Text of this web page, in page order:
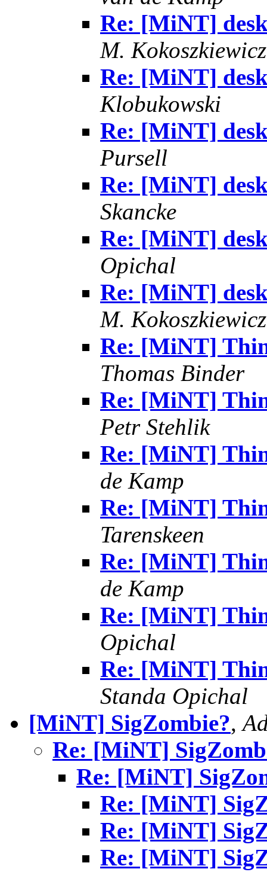
Re: [MiNT]
M. Kokoszkiewicz
Re: [MiNT]
Klobukowski
Re: [MiNT]
Pursell
Re: [MiNT]
Skancke
Re: [MiNT]
Opichal
Re: [MiNT]
M. Kokoszkiewicz
Re: [MiNT]
Thomas Binder
Re: [MiNT]
Petr Stehlik
Re: [MiNT]
de Kamp
Re: [MiNT]
Tarenskeen
Re: [MiNT]
de Kamp
Re: [MiNT]
Opichal
Re: [MiNT]
Standa Opichal
[MiNT] SigZombie?,
Re: [MiNT]
Re: [MiNT]
Re: [MiNT]
Re: [MiNT]
Re: [MiNT]